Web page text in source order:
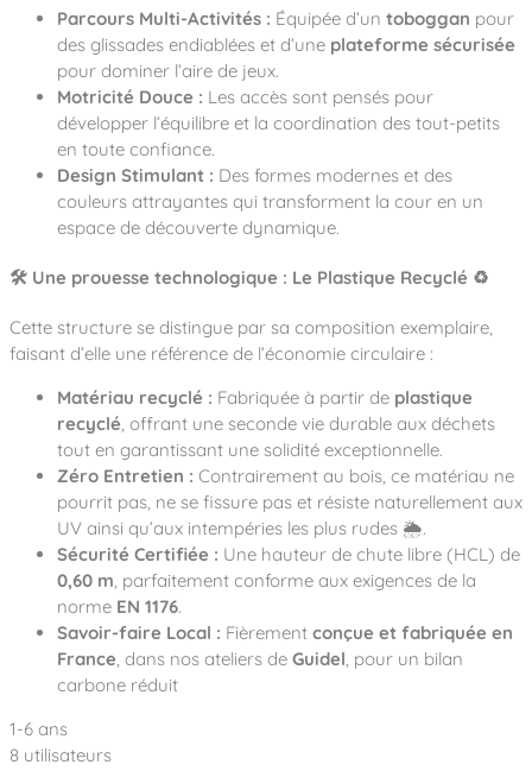
Camping et résidences de vacances
Des aires de jeux pour tous les enfants
L’éco-conception de nos jeux
La végétalisation des cours d’école
Nos matériaux
Nos fonctions ludiques & sportives
Nos sols amortissants
Contact
Les questions fréquentes
Catalogues
Parcours Multi-Activités : Équipée d’un toboggan pour
des glissades endiablées et d’une plateforme sécurisée
pour dominer l’aire de jeux.
Motricité Douce : Les accès sont pensés pour
développer l’équilibre et la coordination des tout-petits
en toute confiance.
Design Stimulant : Des formes modernes et des
couleurs attrayantes qui transforment la cour en un
espace de découverte dynamique.
🛠️ Une prouesse technologique : Le Plastique Recyclé ♻️
Cette structure se distingue par sa composition exemplaire,
faisant d’elle une référence de l’économie circulaire :
Matériau recyclé : Fabriquée à partir de plastique
recyclé, offrant une seconde vie durable aux déchets
tout en garantissant une solidité exceptionnelle.
Zéro Entretien : Contrairement au bois, ce matériau ne
pourrit pas, ne se fissure pas et résiste naturellement aux
UV ainsi qu’aux intempéries les plus rudes 🌦️.
Sécurité Certifiée : Une hauteur de chute libre (HCL) de
0,60 m, parfaitement conforme aux exigences de la
norme EN 1176.
Savoir-faire Local : Fièrement conçue et fabriquée en
France, dans nos ateliers de Guidel, pour un bilan
carbone réduit
1-6 ans
8 utilisateurs